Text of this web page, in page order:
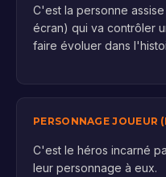
C'est la personne
écran) qui va contrôler
faire évoluer dans
PERSONNAGE JOUEUR
C'est le héros incarné
leur personnage à eux.